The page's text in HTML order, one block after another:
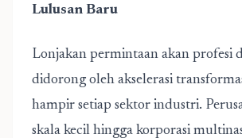
Lulusan Baru
Lonjakan permintaan akan profesi
didorong oleh akselerasi
hampir setiap sektor industri.
skala kecil hingga korporasi